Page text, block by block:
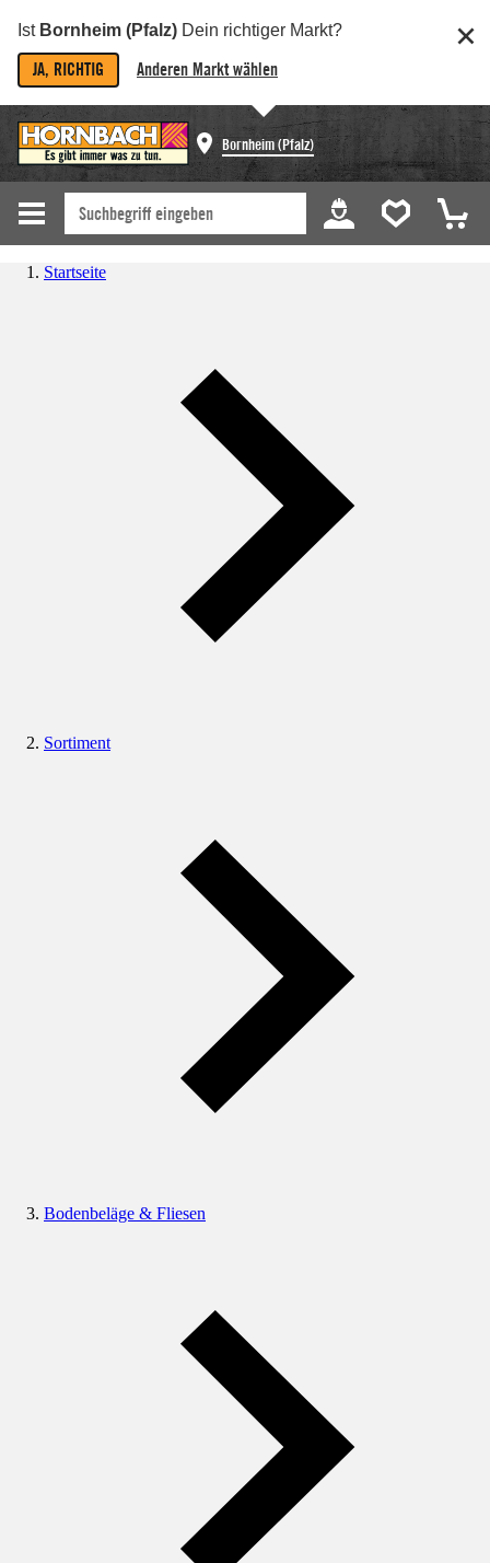
Ist Bornheim (Pfalz) Dein richtiger Markt?
JA, RICHTIG Anderen Markt wählen
Bornheim (Pfalz)
Startseite
Sortiment
Bodenbeläge & Fliesen